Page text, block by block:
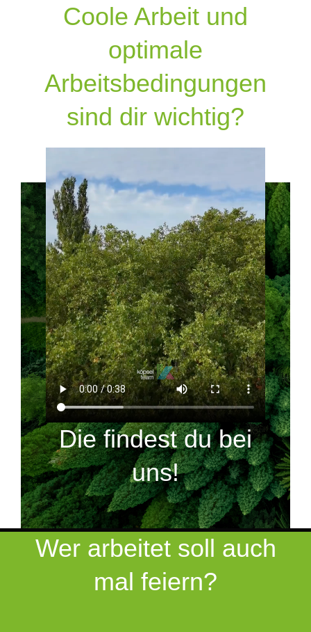
Coole Arbeit und
optimale
Arbeitsbedingungen
sind dir wichtig?
Team “on work”
Die findest du bei
uns!
Wer arbeitet soll auch
mal feiern?